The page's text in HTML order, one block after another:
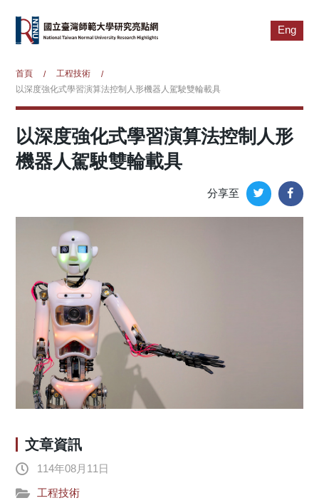
Eng
首頁 / 工程技術
/
以深度強化式學習演算法控制人形機器人駕駛雙輪載具
以深度強化式學習演算法控制人形
機器人駕駛雙輪載具
分享至
文章資訊
114年08月11日
工程技術